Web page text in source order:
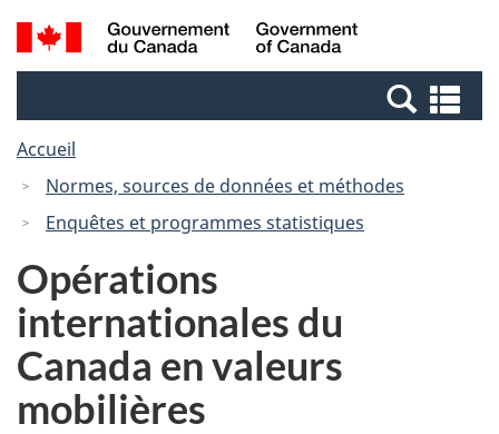
Passer
au
Passer
au
Passer
à
Canada
Recherche
et
et
Accueil
Normes, sources de données et méthodes
Enquêtes et programmes statistiques
Opérations
internationales du
Canada en valeurs
mobilières